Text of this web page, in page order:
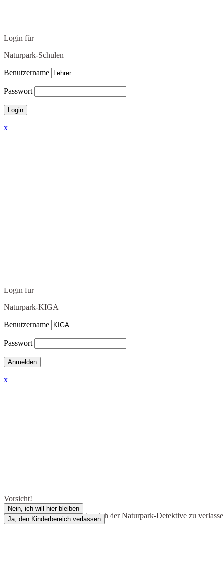
Login für
Naturpark-Schulen
Benutzername
Passwort
x
Login für
Naturpark-KIGA
Benutzername
Passwort
x
Vorsicht!
Du bist dabei, den Kinderbereich der Naturpark-Detektive zu
Nein, ich will hier bleiben
Ja, den Kinderbereich verlassen